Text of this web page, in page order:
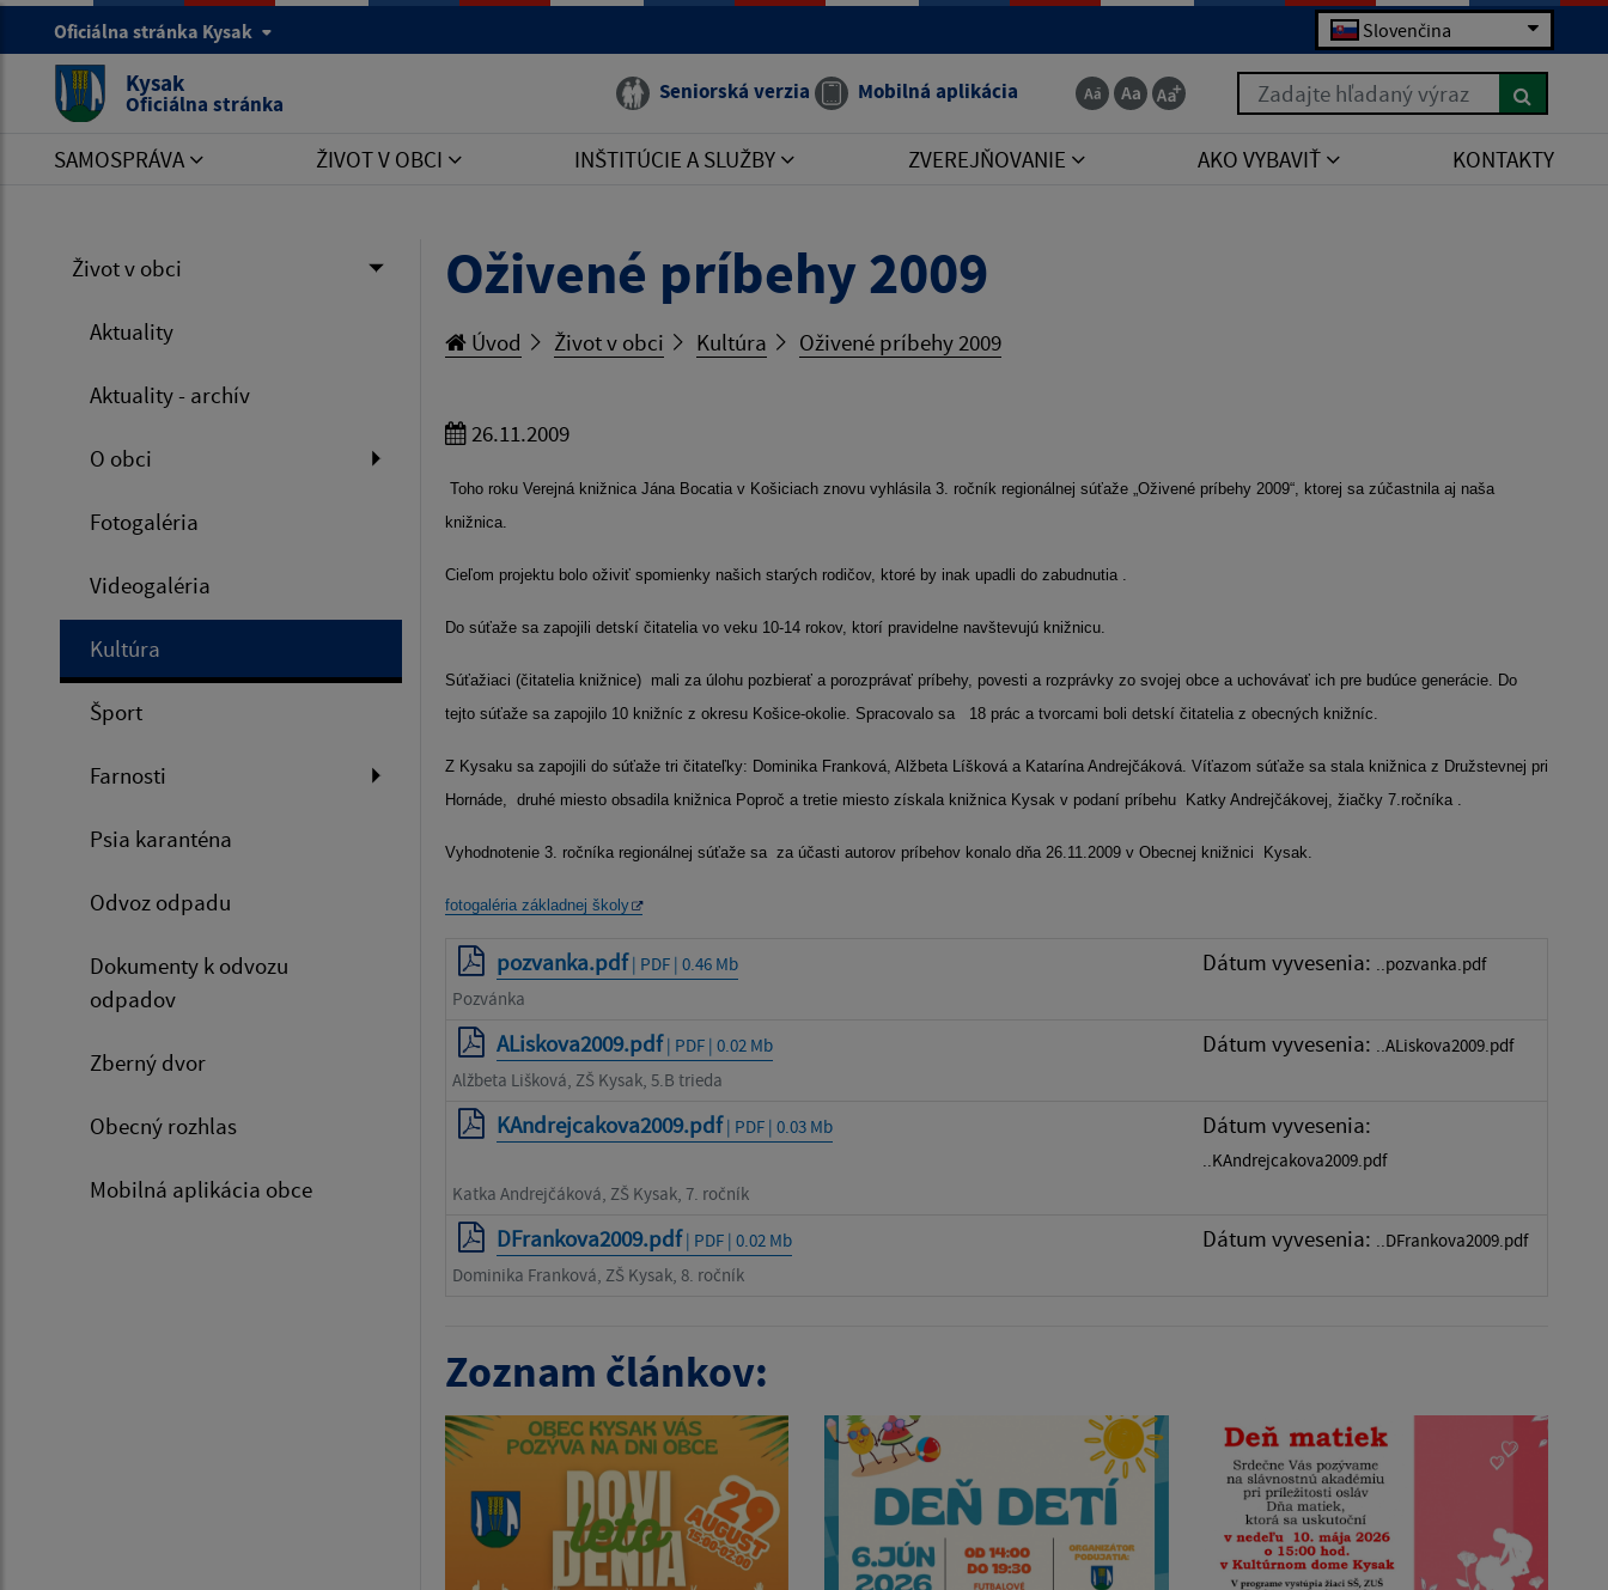
Oficiálna stránka Kysak Slovenčina
Kysak
Oficiálna stránka Seniorská verzia Mobilná aplikácia Zadajte hľadaný výraz
SAMOSPRÁVA ŽIVOT V OBCI INŠTITÚCIE A SLUŽBY ZVEREJŇOVANIE AKO VYBAVIŤ KONTAKTY
Život v obci
Aktuality
Aktuality - archív
O obci
Fotogaléria
Videogaléria
Kultúra
Šport
Farnosti
Psia karanténa
Odvoz odpadu
Dokumenty k odvozu
odpadov
Zberný dvor
Obecný rozhlas
Mobilná aplikácia obce
Oživené príbehy 2009
Úvod Život v obci Kultúra Oživené príbehy 2009
26.11.2009
Toho roku Verejná knižnica Jána Bocatia v Košiciach znovu vyhlásila 3. ročník regionálnej súťaže „Oživené príbehy 2009“, ktorej sa zúčastnila aj naša
knižnica.
Cieľom projektu bolo oživiť spomienky našich starých rodičov, ktoré by inak upadli do zabudnutia .
Do súťaže sa zapojili detskí čitatelia vo veku 10-14 rokov, ktorí pravidelne navštevujú knižnicu.
Súťažiaci (čitatelia knižnice) mali za úlohu pozbierať a porozprávať príbehy, povesti a rozprávky zo svojej obce a uchovávať ich pre budúce generácie. Do
tejto súťaže sa zapojilo 10 knižníc z okresu Košice-okolie. Spracovalo sa 18 prác a tvorcami boli detskí čitatelia z obecných knižníc.
Z Kysaku sa zapojili do súťaže tri čitateľky: Dominika Franková, Alžbeta Líšková a Katarína Andrejčáková. Víťazom súťaže sa stala knižnica z Družstevnej pri
Hornáde, druhé miesto obsadila knižnica Poproč a tretie miesto získala knižnica Kysak v podaní príbehu Katky Andrejčákovej, žiačky 7.ročníka .
Vyhodnotenie 3. ročníka regionálnej súťaže sa za účasti autorov príbehov konalo dňa 26.11.2009 v Obecnej knižnici Kysak.
fotogaléria základnej školy
pozvanka.pdf| PDF | 0.46 Mb Dátum vyvesenia: ..pozvanka.pdf
Pozvánka
ALiskova2009.pdf| PDF | 0.02 Mb Dátum vyvesenia: ..ALiskova2009.pdf
Alžbeta Lišková, ZŠ Kysak, 5.B trieda
KAndrejcakova2009.pdf| PDF | 0.03 Mb Dátum vyvesenia:
..KAndrejcakova2009.pdf
Katka Andrejčáková, ZŠ Kysak, 7. ročník
DFrankova2009.pdf| PDF | 0.02 Mb Dátum vyvesenia: ..DFrankova2009.pdf
Dominika Franková, ZŠ Kysak, 8. ročník
Zoznam článkov: